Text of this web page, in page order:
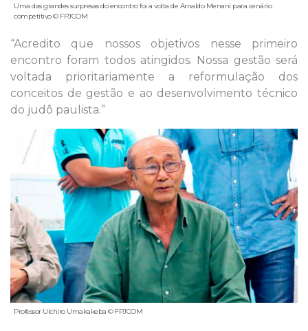
Uma das grandes surpresas do encontro foi a volta de Arnaldo Menani para cenário
competitivo © FPJCOM
“Acredito que nossos objetivos nesse primeiro
encontro foram todos atingidos. Nossa gestão será
voltada prioritariamente a reformulação dos
conceitos de gestão e ao desenvolvimento técnico
do judô paulista.”
Professor Uichiro Umakakeba © FPJCOM